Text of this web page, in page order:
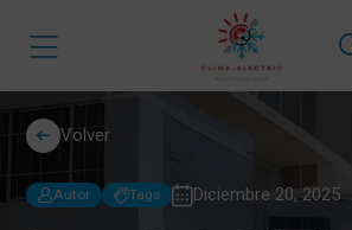
Volver
Autor Tags Diciembre 20, 2025